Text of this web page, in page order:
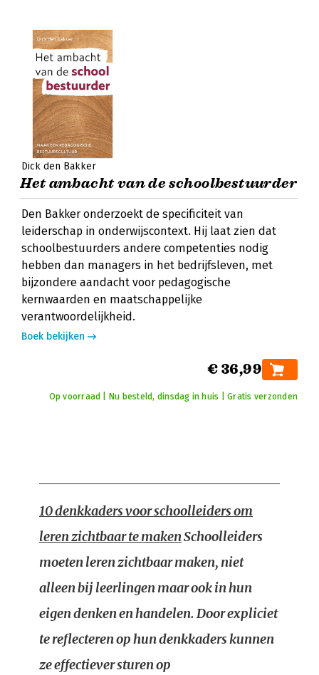
Dick den Bakker
Het ambacht van de schoolbestuurder
Den Bakker onderzoekt de specificiteit van
leiderschap in onderwijscontext. Hij laat zien dat
schoolbestuurders andere competenties nodig
hebben dan managers in het bedrijfsleven, met
bijzondere aandacht voor pedagogische
kernwaarden en maatschappelijke
verantwoordelijkheid.
Boek bekijken
€ 36,99
Op voorraad | Nu besteld, dinsdag in huis | Gratis verzonden
10 denkkaders voor schoolleiders om
leren zichtbaar te makenSchoolleiders
moeten leren zichtbaar maken, niet
alleen bij leerlingen maar ook in hun
eigen denken en handelen. Door expliciet
te reflecteren op hun denkkaders kunnen
ze effectiever sturen op